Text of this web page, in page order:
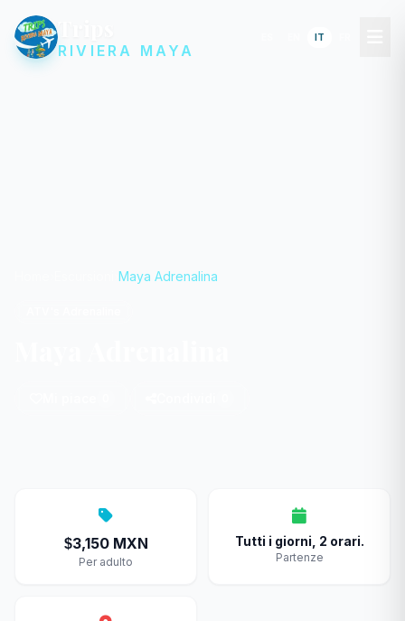
RIVIERA MAYA
IT
Maya Adrenalina
$3,150 MXN
Per adulto
Tutti i giorni, 2 orari.
Partenze